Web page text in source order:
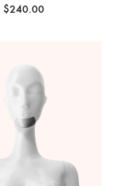
$240.00Price